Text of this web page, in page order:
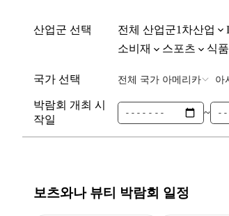
산업군 선택 전체 산업군1차산업
소비재
스포츠 식품
국가 선택 전체 국가 아메리카 아
박람회 개최 시
작일
~
보츠와나 뷰티 박람회 일정